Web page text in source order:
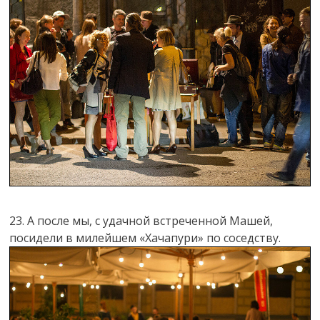
23. А после мы, с удачной встреченной Машей,
посидели в милейшем «Хачапури» по соседству.